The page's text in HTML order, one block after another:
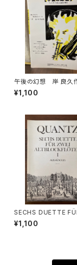
BADEN 1958年
午後の幻想 岸 良久作品集【製
作：音楽企画社 ハーモ
版社：音楽企画社 ハ
¥1,100
SECHS DUETTE
ALTBLÖCKFLÖTEN
者：Johann Joachim
¥1,100